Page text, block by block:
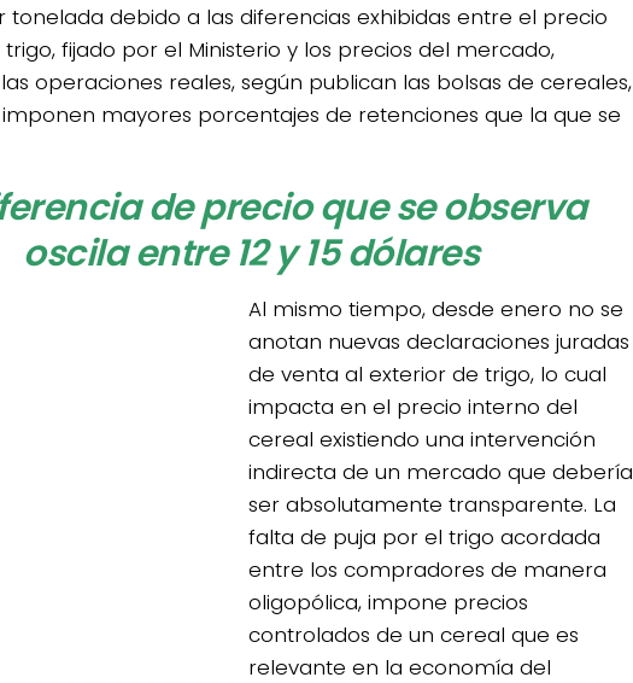
tonelada debido a las diferencias exhibidas entre el precio
trigo, fijado por el Ministerio y los precios del mercado,
operaciones reales, según publican las bolsas de cereales,
mayores porcentajes de retenciones que la que se
de precio que se observa
oscila entre 12 y 15 dólares
Al mismo tiempo, desde enero no se
anotan nuevas declaraciones juradas
de venta al exterior de trigo, lo cual
impacta en el precio interno del
cereal existiendo una intervención
indirecta de un mercado que debería
ser absolutamente transparente. La
falta de puja por el trigo acordada
entre los compradores de manera
oligopólica, impone precios
controlados de un cereal que es
relevante en la economía del